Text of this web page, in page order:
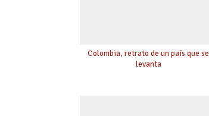
Colombia, retrato de un país que se
levanta